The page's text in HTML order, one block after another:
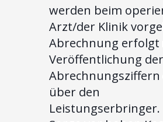
werden beim
Arzt/der Klinik
Abrechnung erfolgt
Veröffentlichung der
über den
Leistungserbringer.